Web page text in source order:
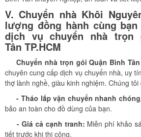
V. Chuyển nhà Khôi
lượng đồng hành cùng
dịch vụ chuyển nhà trọn
Tân TP.HCM
Chuyển nhà trọn gói Quận Bình Tân
chuyên cung cấp dịch vụ chuyển nhà, uy
thợ lành nghề, giàu kinh nghiệm. Chúng tôi
- Tháo lắp vận chuyển nhanh
bảo an toàn cho đồ dùng của bạn.
- Giá cả cạnh tranh: Miễn phí khảo
tiết trước khi thi công.